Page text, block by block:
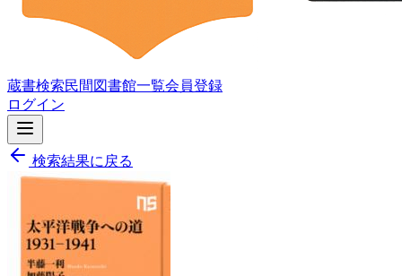
蔵書検索民間図書館一覧会員登録
ログイン
検索結果に戻る